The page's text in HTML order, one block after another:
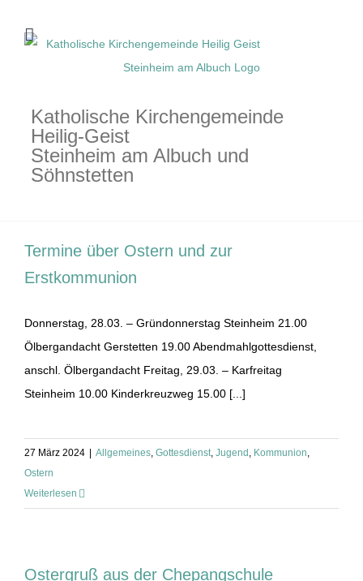
Inhalt
Katholische Kirchengemeinde
Heilig-Geist
Steinheim am Albuch und
Söhnstetten
Termine über Ostern und zur
Erstkommunion
Donnerstag, 28.03. – Gründonnerstag Steinheim 21.00
Ölbergandacht Gerstetten 19.00 Abendmahlgottesdienst,
anschl. Ölbergandacht Freitag, 29.03. – Karfreitag
Steinheim 10.00 Kinderkreuzweg 15.00 [...]
27 März 2024 Allgemeines, Gottesdienst, Jugend , Kommunion,
Ostern
Weiterlesen
Ostergruß aus der Chepangschule